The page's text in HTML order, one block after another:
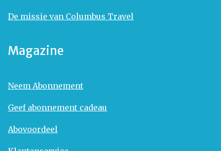
De missie van Columbus Travel
Magazine
Neem Abonnement
Geef abonnement cadeau
Abovoordeel